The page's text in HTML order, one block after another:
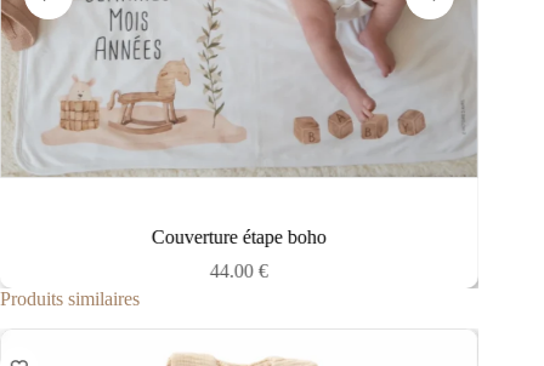
Couverture étape boho
44.00€
Produits similaires